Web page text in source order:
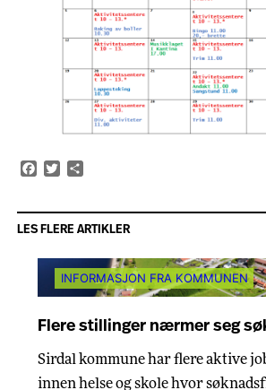
Facebook
Twitter
LES FLERE ARTIKLER
INFORMASJON FRA KOMMUNEN
Flere stillinger nærmer seg
Sirdal kommune har flere aktive
innen helse og skole hvor